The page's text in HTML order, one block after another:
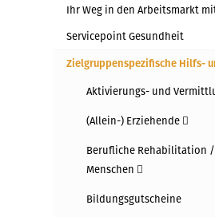
Ihr Weg in den Arbeitsmarkt
Servicepoint Gesundheit
Zielgruppenspezifische Hilfs-
Aktivierungs- und
(Allein-) Erziehende
Berufliche Rehabilitation
Menschen
Bildungsgutscheine